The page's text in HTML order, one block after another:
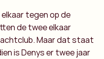
elkaar tegen op de
de twee elkaar
Maar dat staat
is Denys er twee jaar